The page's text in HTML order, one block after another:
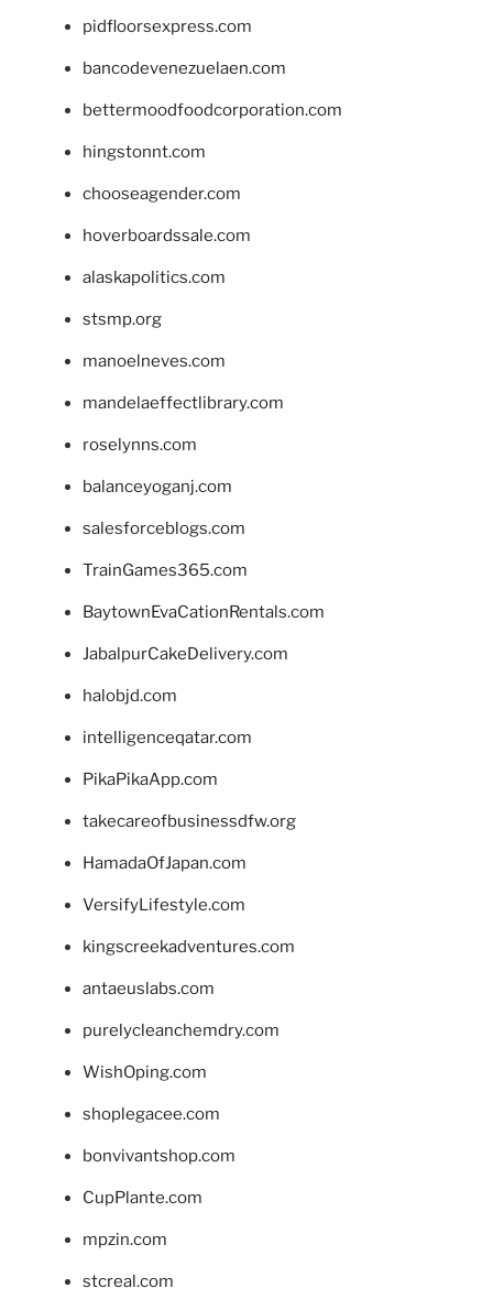
pidfloorsexpress.com
bancodevenezuelaen.com
bettermoodfoodcorporation.com
hingstonnt.com
chooseagender.com
hoverboardssale.com
alaskapolitics.com
stsmp.org
manoelneves.com
mandelaeffectlibrary.com
roselynns.com
balanceyoganj.com
salesforceblogs.com
TrainGames365.com
BaytownEvaCationRentals.com
JabalpurCakeDelivery.com
halobjd.com
intelligenceqatar.com
PikaPikaApp.com
takecareofbusinessdfw.org
HamadaOfJapan.com
VersifyLifestyle.com
kingscreekadventures.com
antaeuslabs.com
purelycleanchemdry.com
WishOping.com
shoplegacee.com
bonvivantshop.com
CupPlante.com
mpzin.com
stcreal.com